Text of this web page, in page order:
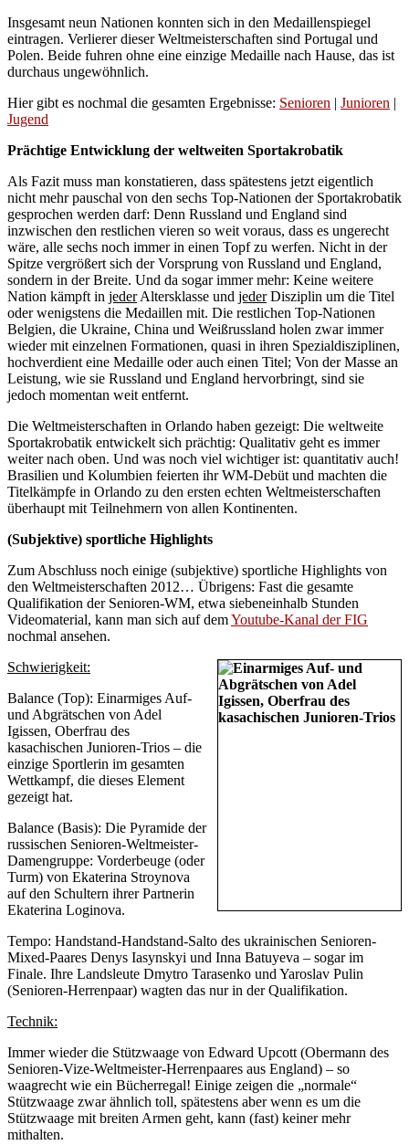
Insgesamt neun Nationen konnten sich in den Medaillenspiegel
eintragen. Verlierer dieser Weltmeisterschaften sind Portugal und
Polen. Beide fuhren ohne eine einzige Medaille nach Hause, das ist
durchaus ungewöhnlich.
Hier gibt es nochmal die gesamten Ergebnisse: Senioren | Junioren |
Jugend
Prächtige Entwicklung der weltweiten Sportakrobatik
Als Fazit muss man konstatieren, dass spätestens jetzt eigentlich
nicht mehr pauschal von den sechs Top-Nationen der Sportakrobatik
gesprochen werden darf: Denn Russland und England sind
inzwischen den restlichen vieren so weit voraus, dass es ungerecht
wäre, alle sechs noch immer in einen Topf zu werfen. Nicht in der
Spitze vergrößert sich der Vorsprung von Russland und England,
sondern in der Breite. Und da sogar immer mehr: Keine weitere
Nation kämpft in jederAltersklasse und jederDisziplin um die Titel
oder wenigstens die Medaillen mit. Die restlichen Top-Nationen
Belgien, die Ukraine, China und Weißrussland holen zwar immer
wieder mit einzelnen Formationen, quasi in ihren Spezialdisziplinen,
hochverdient eine Medaille oder auch einen Titel; Von der Masse an
Leistung, wie sie Russland und England hervorbringt, sind sie
jedoch momentan weit entfernt.
Die Weltmeisterschaften in Orlando haben gezeigt: Die weltweite
Sportakrobatik entwickelt sich prächtig: Qualitativ geht es immer
weiter nach oben. Und was noch viel wichtiger ist: quantitativ auch!
Brasilien und Kolumbien feierten ihr WM-Debüt und machten die
Titelkämpfe in Orlando zu den ersten echten Weltmeisterschaften
überhaupt mit Teilnehmern von allen Kontinenten.
(Subjektive) sportliche Highlights
Zum Abschluss noch einige (subjektive) sportliche Highlights von
den Weltmeisterschaften 2012… Übrigens: Fast die gesamte
Qualifikation der Senioren-WM, etwa siebeneinhalb Stunden
Videomaterial, kann man sich auf demYoutube-Kanal der FIG
nochmal ansehen.
Schwierigkeit:
Balance (Top): Einarmiges Auf-
und Abgrätschen von Adel
Igissen, Oberfrau des
kasachischen Junioren-Trios – die
einzige Sportlerin im gesamten
Wettkampf, die dieses Element
gezeigt hat.
Balance (Basis): Die Pyramide der
russischen Senioren-Weltmeister-
Damengruppe: Vorderbeuge (oder
Turm) von Ekaterina Stroynova
auf den Schultern ihrer Partnerin
Ekaterina Loginova.
Tempo: Handstand-Handstand-Salto des ukrainischen Senioren-
Mixed-Paares Denys Iasynskyi und Inna Batuyeva – sogar im
Finale. Ihre Landsleute Dmytro Tarasenko und Yaroslav Pulin
(Senioren-Herrenpaar) wagten das nur in der Qualifikation.
Technik:
Immer wieder die Stützwaage von Edward Upcott (Obermann des
Senioren-Vize-Weltmeister-Herrenpaares aus England) – so
waagrecht wie ein Bücherregal! Einige zeigen die „normale“
Stützwaage zwar ähnlich toll, spätestens aber wenn es um die
Stützwaage mit breiten Armen geht, kann (fast) keiner mehr
mithalten.